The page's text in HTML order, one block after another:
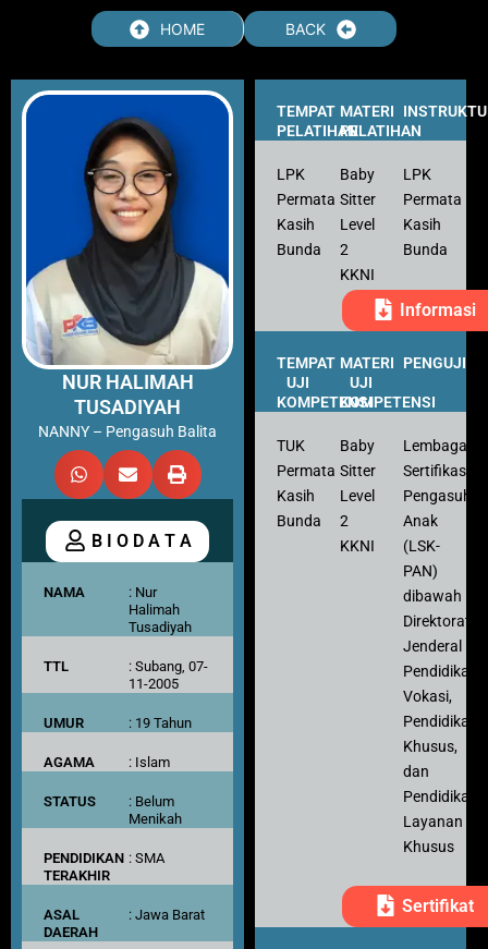
HOME BACK
NUR HALIMAH
TUSADIYAH
NANNY – Pengasuh Balita
B I O D A T A
NAMA
: Nur
Halimah
Tusadiyah
TTL
: Subang, 07-
11-2005
UMUR : 19 Tahun
AGAMA : Islam
STATUS
: Belum
Menikah
PENDIDIKAN
TERAKHIR
: SMA
ASAL
DAERAH
: Jawa Barat
TEMPAT
PELATIHAN
MATERI
PELATIHAN
LPK
Permata
Kasih
Bunda
Baby
Sitter
Level
2
KKNI
LPK
Permata
Kasih
Bunda
Informasi
TEMPAT
UJI
KOMPETENSI
MATERI
UJI
KOMPETENSI
PENGUJI
TUK
Permata
Kasih
Bunda
Baby
Sitter
Level
2
KKNI
Lembaga
Sertifikasi
Pengasuh
Anak
(LSK-
PAN)
dibawah
Direktorat
Jenderal
Pendidikan
Vokasi,
Pendidikan
Khusus,
dan
Pendidikan
Layanan
Khusus
Sertifikat